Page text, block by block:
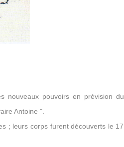
nouveaux pouvoirs en prévision du
Antoine ".
; leurs corps furent découverts le 17